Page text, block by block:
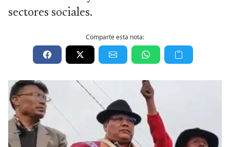
sectores sociales.
Comparte esta nota: